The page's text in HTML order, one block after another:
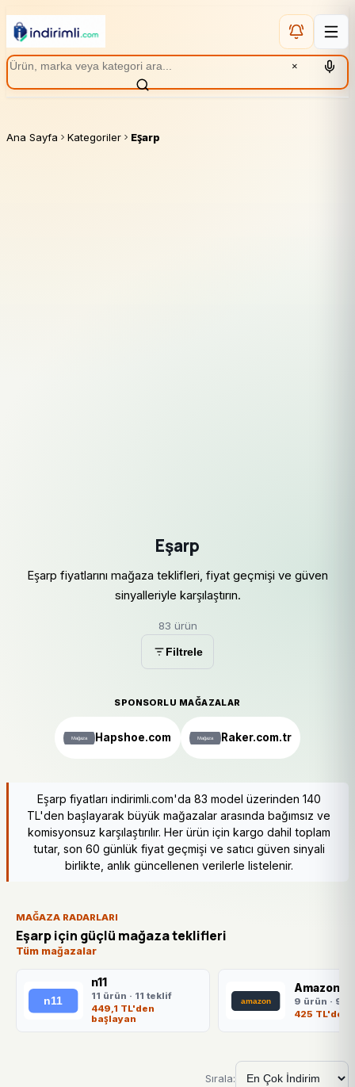
×
Ana Sayfa Kategoriler Eşarp
Eşarp
Eşarp fiyatlarını mağaza teklifleri, fiyat geçmişi ve güven
sinyalleriyle karşılaştırın.
83 ürün
Filtrele
SPONSORLU MAĞAZALAR
Hapshoe.com Raker.com.tr
Eşarp fiyatları indirimli.com'da 83 model üzerinden 140
TL'den başlayarak büyük mağazalar arasında bağımsız ve
komisyonsuz karşılaştırılır. Her ürün için kargo dahil toplam
tutar, son 60 günlük fiyat geçmişi ve satıcı güven sinyali
birlikte, anlık güncellenen verilerle listelenir.
MAĞAZA RADARLARI
Eşarp için güçlü mağaza teklifleri
Tüm mağazalar
n11
11 ürün · 11 teklif
449,1 TL'den
başlayan
9 ürün · 9
425 TL'den
Sırala: